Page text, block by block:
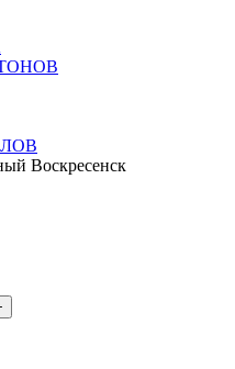
Воскресенск